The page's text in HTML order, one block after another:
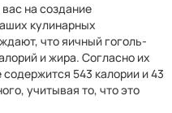
на создание
кулинарных
что яичный гоголь-
и жира. Согласно их
543 калории и 43
учитывая то, что это